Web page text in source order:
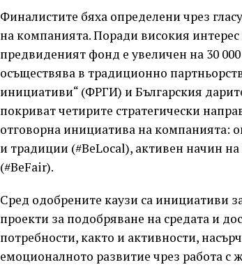
Финалистите бяха определени чрез
на компанията. Поради високия
предвиденият фонд е увеличен на 30
осъществява в традиционно
инициативи“ (ФРГИ) и Българския
покриват четирите стратегически
отговорна инициатива на компанията:
и традиции (#BeLocal), активен начин
(#BeFair).
Сред одобрените каузи са инициативи
проекти за подобряване на средата и
потребности, както и активности,
емоционалното развитие чрез работа с